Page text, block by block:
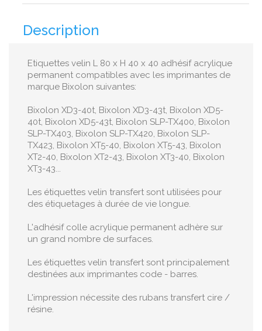
Description
Etiquettes velin L 80 x H 40 x 40 adhésif acrylique
permanent compatibles avec les imprimantes de
marque Bixolon suivantes:
Bixolon XD3-40t, Bixolon XD3-43t, Bixolon XD5-
40t, Bixolon XD5-43t, Bixolon SLP-TX400, Bixolon
SLP-TX403, Bixolon SLP-TX420, Bixolon SLP-
TX423, Bixolon XT5-40, Bixolon XT5-43, Bixolon
XT2-40, Bixolon XT2-43, Bixolon XT3-40, Bixolon
XT3-43...
Les étiquettes velin transfert sont utilisées pour
des étiquetages à durée de vie longue.
L'adhésif colle acrylique permanent adhère sur
un grand nombre de surfaces.
Les étiquettes velin transfert sont principalement
destinées aux imprimantes code - barres.
L'impression nécessite des rubans transfert cire /
résine.